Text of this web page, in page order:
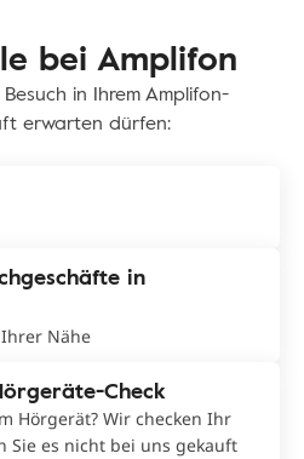
bei Amplifon
in Ihrem Amplifon-
erwarten dürfen:
in
Nähe
Check
Hörgerät? Wir checken Ihr
Sie es nicht bei uns gekauft